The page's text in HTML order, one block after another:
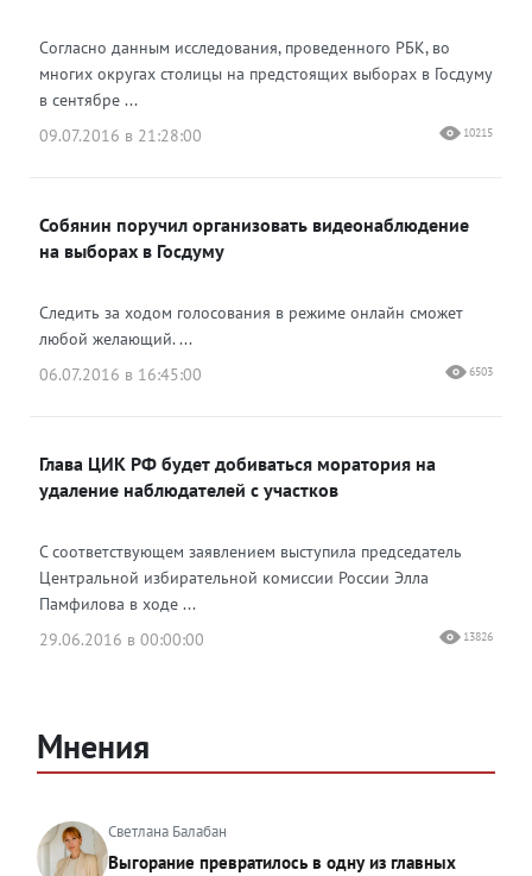
Согласно данным исследования, проведенного РБК, во
многих округах столицы на предстоящих выборах в Госдуму
в сентябре ...
09.07.2016 в 21:28:00
10215
Собянин поручил организовать видеонаблюдение
на выборах в Госдуму
Следить за ходом голосования в режиме онлайн сможет
любой желающий. ...
06.07.2016 в 16:45:00
6503
Глава ЦИК РФ будет добиваться моратория на
удаление наблюдателей с участков
С соответствующем заявлением выступила председатель
Центральной избирательной комиссии России Элла
Памфилова в ходе ...
29.06.2016 в 00:00:00
13826
Мнения
Светлана Балабан
Выгорание превратилось в одну из главных